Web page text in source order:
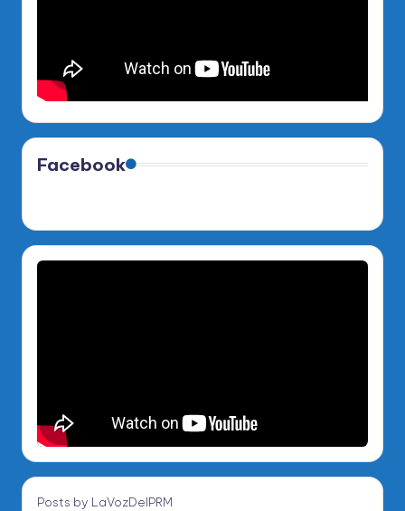
Facebook
Posts by LaVozDelPRM